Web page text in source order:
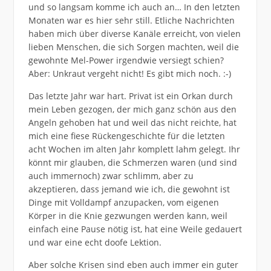
und so langsam komme ich auch an… In den letzten
Monaten war es hier sehr still. Etliche Nachrichten
haben mich über diverse Kanäle erreicht, von vielen
lieben Menschen, die sich Sorgen machten, weil die
gewohnte Mel-Power irgendwie versiegt schien?
Aber: Unkraut vergeht nicht! Es gibt mich noch. :-)
Das letzte Jahr war hart. Privat ist ein Orkan durch
mein Leben gezogen, der mich ganz schön aus den
Angeln gehoben hat und weil das nicht reichte, hat
mich eine fiese Rückengeschichte für die letzten
acht Wochen im alten Jahr komplett lahm gelegt. Ihr
könnt mir glauben, die Schmerzen waren (und sind
auch immernoch) zwar schlimm, aber zu
akzeptieren, dass jemand wie ich, die gewohnt ist
Dinge mit Volldampf anzupacken, vom eigenen
Körper in die Knie gezwungen werden kann, weil
einfach eine Pause nötig ist, hat eine Weile gedauert
und war eine echt doofe Lektion.
Aber solche Krisen sind eben auch immer ein guter